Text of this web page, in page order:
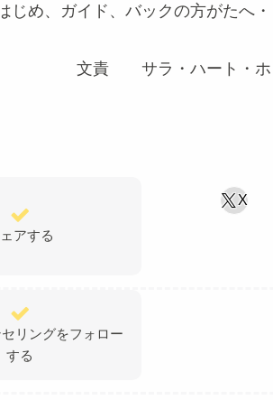
じめ、ガイド、バックの方がたへ・
ラ・ハート・ホワ
アする
X
リングをフォロー
する